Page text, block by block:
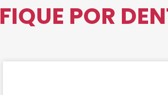
FIQUE POR